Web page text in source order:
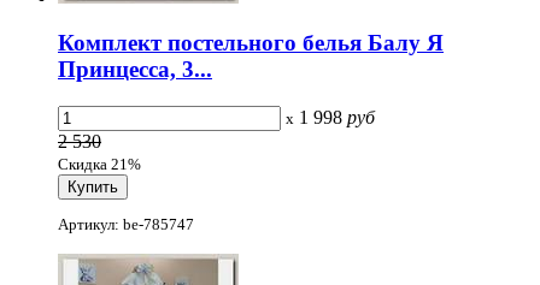
Комплект постельного белья Балу Я
Принцесса, 3...
x 1 998 руб
2 530
Скидка 21%
Артикул: be-785747